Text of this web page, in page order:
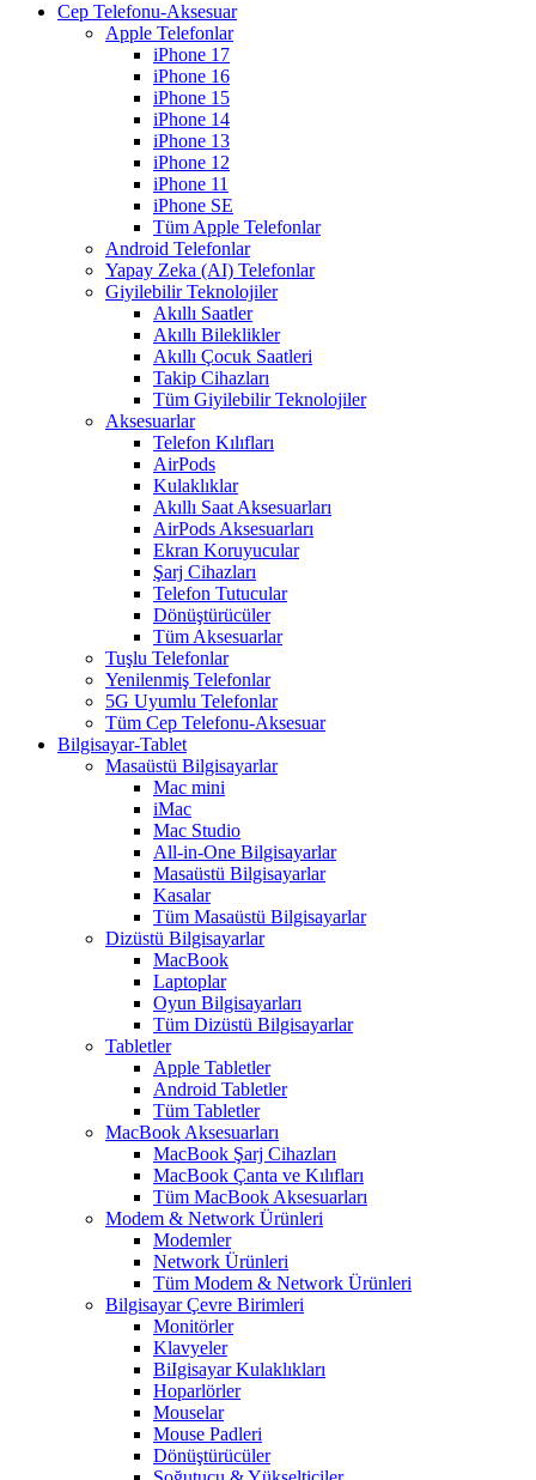
Cep Telefonu-Aksesuar
Apple Telefonlar
iPhone 17
iPhone 16
iPhone 15
iPhone 14
iPhone 13
iPhone 12
iPhone 11
iPhone SE
Tüm Apple Telefonlar
Android Telefonlar
Yapay Zeka (AI) Telefonlar
Giyilebilir Teknolojiler
Akıllı Saatler
Akıllı Bileklikler
Akıllı Çocuk Saatleri
Takip Cihazları
Tüm Giyilebilir Teknolojiler
Aksesuarlar
Telefon Kılıfları
AirPods
Kulaklıklar
Akıllı Saat Aksesuarları
AirPods Aksesuarları
Ekran Koruyucular
Şarj Cihazları
Telefon Tutucular
Dönüştürücüler
Tüm Aksesuarlar
Tuşlu Telefonlar
Yenilenmiş Telefonlar
5G Uyumlu Telefonlar
Tüm Cep Telefonu-Aksesuar
Bilgisayar-Tablet
Masaüstü Bilgisayarlar
Mac mini
iMac
Mac Studio
All-in-One Bilgisayarlar
Masaüstü Bilgisayarlar
Kasalar
Tüm Masaüstü Bilgisayarlar
Dizüstü Bilgisayarlar
MacBook
Laptoplar
Oyun Bilgisayarları
Tüm Dizüstü Bilgisayarlar
Tabletler
Apple Tabletler
Android Tabletler
Tüm Tabletler
MacBook Aksesuarları
MacBook Şarj Cihazları
MacBook Çanta ve Kılıfları
Tüm MacBook Aksesuarları
Modem & Network Ürünleri
Modemler
Network Ürünleri
Tüm Modem & Network Ürünleri
Bilgisayar Çevre Birimleri
Monitörler
Klavyeler
BiIgisayar Kulaklıkları
Hoparlörler
Mouselar
Mouse Padleri
Dönüştürücüler